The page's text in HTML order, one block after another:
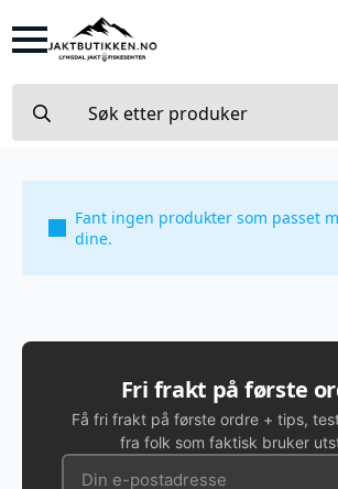
for:
Fant ingen produkter som passet
dine.
Fri frakt på første
Få fri frakt på første ordre + tips,
fra folk som faktisk bruker